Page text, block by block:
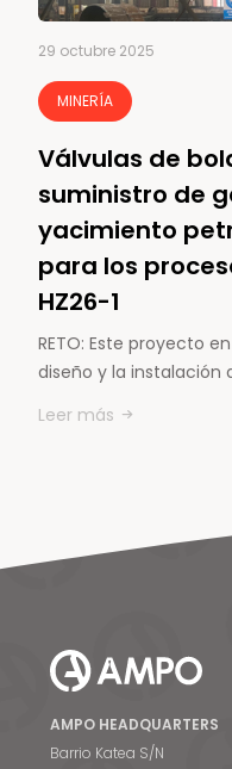
29 octubre 2025
MINERÍA
Válvulas de
suministro de
yacimiento
para los
HZ26-1
RETO: Este proyecto
diseño y la instalación
Leer más
AMPO HEADQUARTERS
Barrio Katea S/N